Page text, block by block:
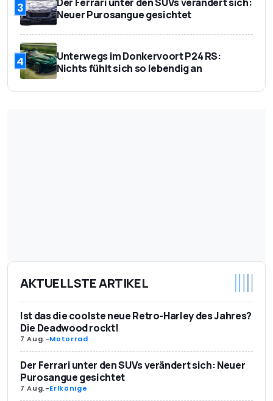
Anhängelast, gebremst
in kg
Dachlast in kg 280
Tankinhalt in Liter 90
km
außerorts in Liter/100
km
3
Neuer Purosangue gesichtet
4
Unterwegs im Donkervoort P24 RS:
Nichts fühlt sich so lebendig an
AKTUELLSTE ARTIKEL
Ist das die coolste neue Retro-Harley des Jahres?
Die Deadwood rockt!
7 Aug.-Motorrad
Der Ferrari unter den SUVs verändert sich: Neuer
Purosangue gesichtet
7 Aug.-Erlkönige